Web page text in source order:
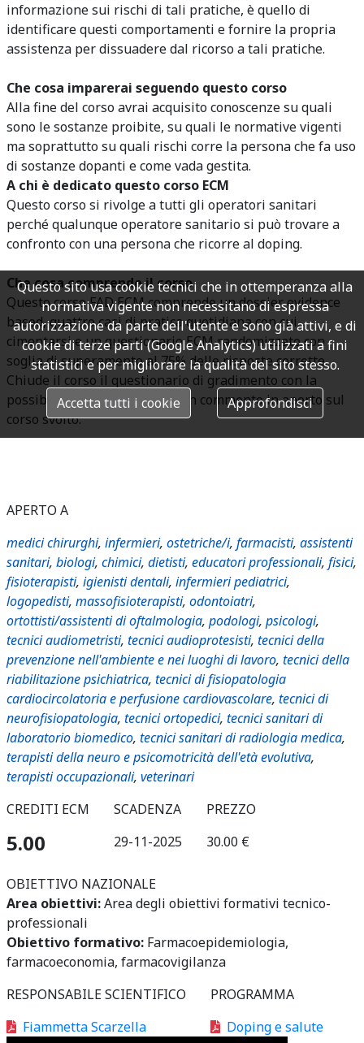
informazione sui rischi di tali pratiche, è quello di
identificare questi comportamenti e fornire la propria
assistenza per dissuadere dal ricorso a tali pratiche.
Che cosa imparerai seguendo questo corso
Alla fine del corso avrai acquisito conoscenze su quali
sono le sostanze proibite, su quali le normative vigenti
ma soprattutto su quali rischi corre la persona che fa uso
di sostanze dopanti e come vada gestita.
A chi è dedicato questo corso ECM
Questo corso si rivolge a tutti gli operatori sanitari
perché qualunque operatore sanitario si può trovare a
confronto con una persona che ricorre al doping.
Che cosa comprende il corso
Questo corso FAD ECM comprende un dossier evidence
based, quattro casi di pratica quotidiana con cui
cimentarsi e un questionario ECM randomizzato con
soglia di superamento al 75% delle risposte corrette.
Chiude il corso il questionario di gradimento con la
possibilità di lasciare anche un commento in aperto sul
corso svolto.
APERTO A
medici chirurghi, infermieri, ostetriche/i, farmacisti, assistenti
sanitari, biologi, chimici, dietisti, educatori professionali, fisici,
fisioterapisti, igienisti dentali, infermieri pediatrici,
logopedisti, massofisioterapisti, odontoiatri,
ortottisti/assistenti di oftalmologia, podologi, psicologi,
tecnici audiometristi, tecnici audioprotesisti, tecnici della
prevenzione nell'ambiente e nei luoghi di lavoro, tecnici della
riabilitazione psichiatrica, tecnici di fisiopatologia
cardiocircolatoria e perfusione cardiovascolare, tecnici di
neurofisiopatologia, tecnici ortopedici, tecnici sanitari di
laboratorio biomedico, tecnici sanitari di radiologia medica,
terapisti della neuro e psicomotricità dell'età evolutiva,
terapisti occupazionali, veterinari
CREDITI ECM
5.00
SCADENZA
29-11-2025
PREZZO
30.00 €
OBIETTIVO NAZIONALE
Area obiettivi:Area degli obiettivi formativi tecnico-
professionali
Obiettivo formativo: Farmacoepidemiologia,
farmacoeconomia, farmacovigilanza
RESPONSABILE SCIENTIFICO
Fiammetta Scarzella
PROGRAMMA
Doping e salute
Questo sito usa cookie tecnici che in ottemperanza alla
normativa vigente non necessitano di espressa
autorizzazione da parte dell'utente e sono già attivi, e di
cookie di terze parti (Google Analytics) utilizzati a fini
statistici e per migliorare la qualità del sito stesso.
Accetta tutti i cookie Approfondisci